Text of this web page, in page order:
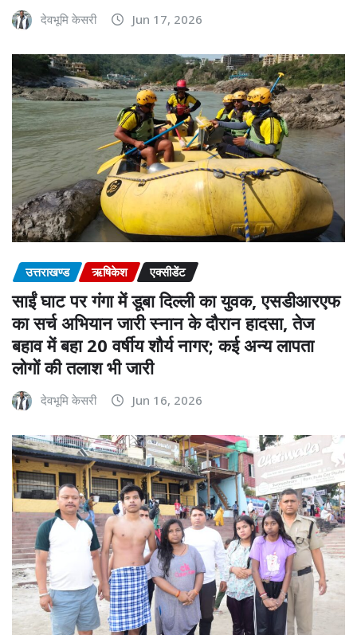
देवभूमि केसरी Jun 17, 2026
उत्तराखण्ड ऋषिकेश एक्सीडेंट
साईं घाट पर गंगा में डूबा दिल्ली का युवक, एसडीआरएफ
का सर्च अभियान जारी स्नान के दौरान हादसा, तेज
बहाव में बहा 20 वर्षीय शौर्य नागर; कई अन्य लापता
लोगों की तलाश भी जारी
देवभूमि केसरी Jun 16, 2026